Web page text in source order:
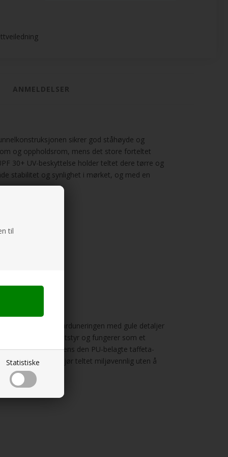
til
Statistiske
ANMELDELSER
sikrer god ståhøyde og
og oppholdsrom, mens det store forteltet
30+ UV-beskyttelse holder teltet dere tørre og
stabilitet og synlighet i mørket, og med en
Barduneringen med gule detaljer
til campingutstyr og fungerer som et
inneklima, mens den PU-belagte taffeta-
materialet gjør teltet miljøvennlig uten å